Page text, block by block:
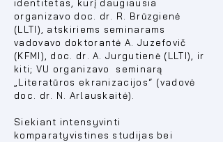
identitetas, kurį daugiausia
organizavo doc. dr. R. Brūzgienė
(LLTI), atskiriems seminarams
vadovavo doktorantė A. Juzefovič
(KFMI), doc. dr. A. Jurgutienė (LLTI), ir
kiti; VU organizavo seminarą
„Literatūros ekranizacijos“ (vadovė
doc. dr. N. Arlauskaitė).
Siekiant intensyvinti
komparatyvistines studijas bei